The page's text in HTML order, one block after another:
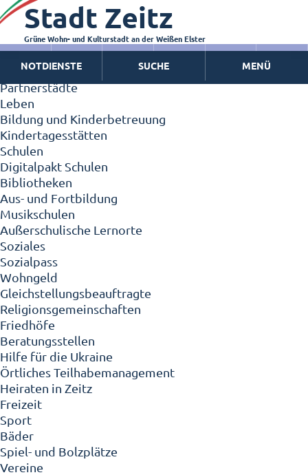
Zeitz - Die Kleinstadt
Willkommen in Zeitz!
Interview mit Oberbürgermeister Christian Thieme
Zeitz - Stadt der Zukunft
Ortschaften
Partnerstädte
Leben
Bildung und Kinderbetreuung
Kindertagesstätten
Schulen
Digitalpakt Schulen
Bibliotheken
Aus- und Fortbildung
Musikschulen
Außerschulische Lernorte
Soziales
Sozialpass
Wohngeld
Gleichstellungsbeauftragte
Religionsgemeinschaften
Friedhöfe
Beratungsstellen
Hilfe für die Ukraine
Örtliches Teilhabemanagement
Heiraten in Zeitz
Freizeit
Sport
Bäder
Spiel- und Bolzplätze
Vereine
Stadt Zeitz
Grüne Wohn- und Kulturstadt an der Weißen Elster
NOTDIENSTE SUCHE MENÜ